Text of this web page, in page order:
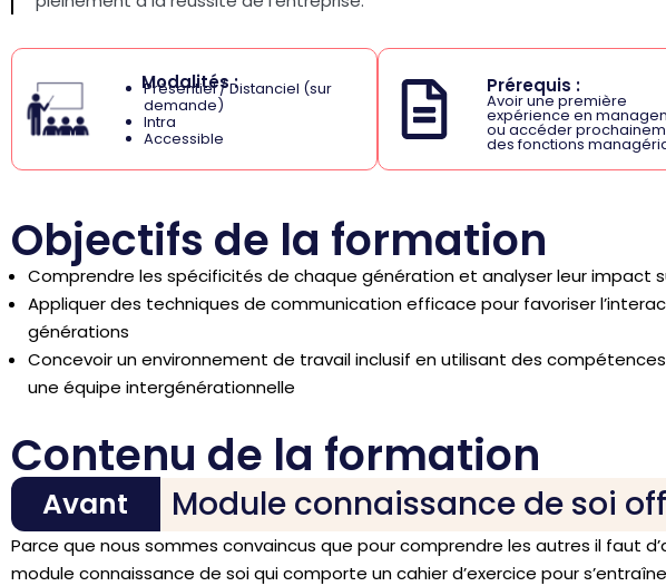
Modalités :
Présentiel / Distanciel (sur
demande)
Intra
Accessible
Prérequis :
Avoir une première
expérience en
ou accéder
des fonctions
Objectifs de la formation
Comprendre les spécificités de chaque génération et analyser leur impact
Appliquer des techniques de communication efficace pour favoriser
générations
Concevoir un environnement de travail inclusif en utilisant des
une équipe intergénérationnelle
Contenu de la formation
Avant Module connaissance de soi
Parce que nous sommes convaincus que pour comprendre les autres il faut
module connaissance de soi qui comporte un cahier d’exercice pour